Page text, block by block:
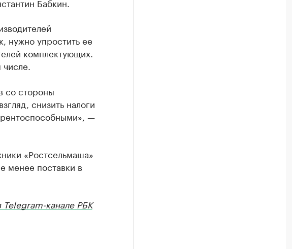
нужно упростить ее
комплектующих.
со стороны
снизить налоги
—
«Ростсельмаша»
менее поставки в
Telegram-канале РБК